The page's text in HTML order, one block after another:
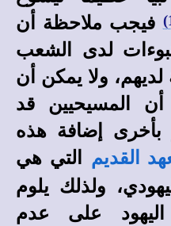
فيجب ملاحظة أن
لدى الشعب
لديهم، ولا يمكن أن
المسيحيين قد
بأخرى إضافة هذه
القديم التي هي
ولذلك يلوم
اليهود على عدم